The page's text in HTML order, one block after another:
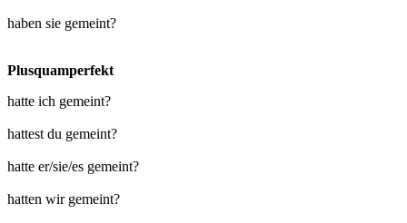
haben sie gemeint?
Plusquamperfekt
hatte ich gemeint?
hattest du gemeint?
hatte er/sie/es gemeint?
hatten wir gemeint?